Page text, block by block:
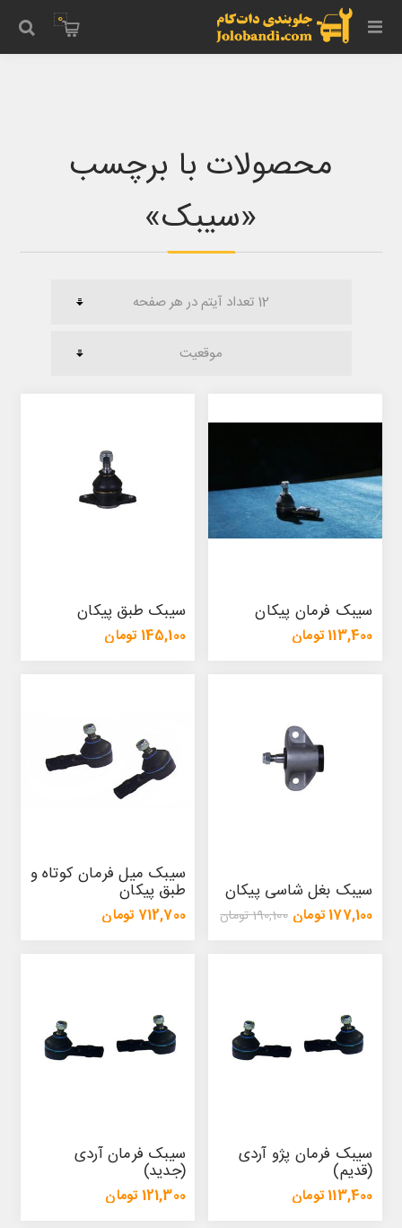
0
محصولات با برچسب
‌«سیبک‌»
سیبک فرمان پیکان
113,400 تومان
سیبک طبق پیکان
145,100 تومان
سیبک بغل شاسی پیکان
177,100 تومان 190,100 تومان
سیبک میل فرمان کوتاه و
طبق پیکان
712,700 تومان
سیبک فرمان پژو آردی
(قدیم)
113,400 تومان
سیبک فرمان آردی
(جدید)
121,300 تومان